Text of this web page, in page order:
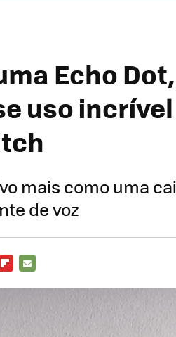
Echo
uso
mais como uma
de voz